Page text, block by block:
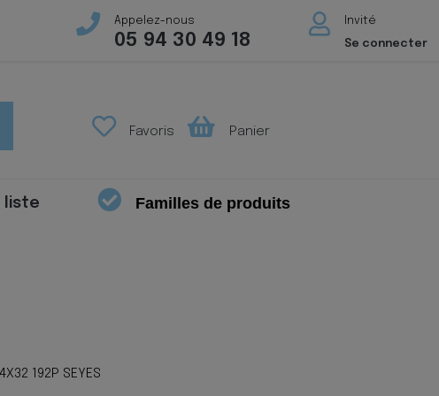
Appelez-nous
05 94 30 49 18
Invité
Se connecter
Favoris Panier
liste
Familles de produits
192P SEYES